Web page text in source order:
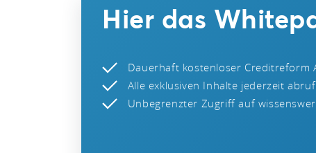
Hier das
Dauerhaft kostenloser Creditreform
Alle exklusiven Inhalte jederzeit
Unbegrenzter Zugriff auf